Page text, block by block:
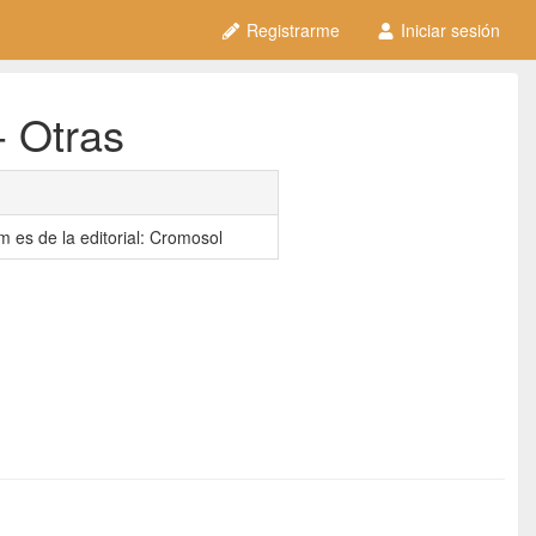
Registrarme Iniciar sesión
Otras
es de la editorial: Cromosol